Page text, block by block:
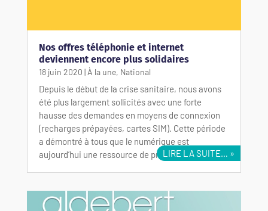
Nos offres téléphonie et internet
deviennent encore plus solidaires
18 juin 2020 | À la une, National
Depuis le début de la crise sanitaire, nous avons
été plus largement sollicités avec une forte
hausse des demandes en moyens de connexion
(recharges prépayées, cartes SIM). Cette période
a démontré à tous que le numérique est
aujourd’hui une ressource de première…LIRE LA SUITE…